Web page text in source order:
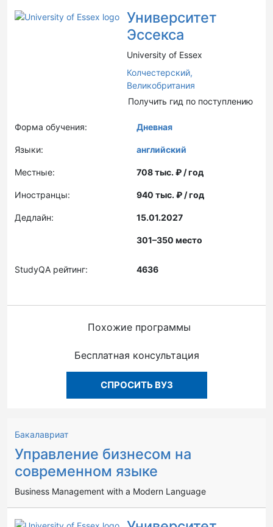
Университет
Эссекса
University of Essex
Колчестерский,
Великобритания
Получить гид по поступлению
Форма обучения: Дневная
Языки: английский
Местные: 708 тыс. ₽ / год
Иностранцы: 940 тыс. ₽ / год
Дедлайн: 15.01.2027
301–350 место
StudyQA рейтинг: 4636
Похожие программы
Бесплатная консультация
СПРОСИТЬ ВУЗ
Бакалавриат
Управление бизнесом на
современном языке
Business Management with a Modern Language